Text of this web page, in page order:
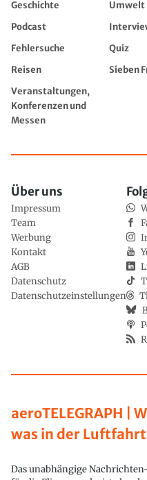
Geschichte Umwelt
Podcast
Fehlersuche
Quiz
Reisen
Sieben
Veranstaltungen,
Konferenzen und
Messen
aeroTELEGRAPH |
was in der
Das unabhängige
Über uns
Impressum
Team
Werbung
Kontakt
AGB
Datenschutz
Datenschutzeinstellungen